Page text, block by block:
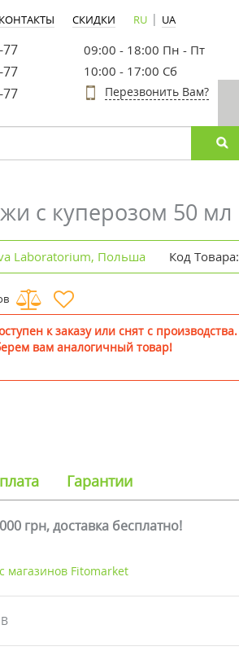
КОНТАКТЫ СКИДКИ RU | UA
77
09:00 - 18:00 Пн - Пт
10:00 - 17:00 Сб
Перезвонить Вам?
с куперозом 50 мл
Laboratorium, Польша Код Товара:
к заказу или снят с производства.
вам аналогичный товар!
Гарантии
грн, доставка бесплатно!
магазинов Fitomarket